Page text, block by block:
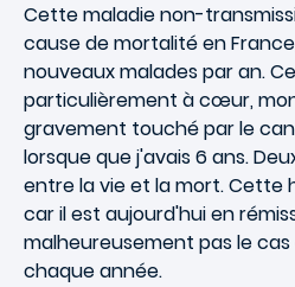
Cette maladie non-
cause de mortalité en
nouveaux malades par an.
particulièrement à cœur,
gravement touché par le
lorsque que j'avais 6 ans.
entre la vie et la mort. Cette
car il est aujourd'hui en
malheureusement pas le cas
chaque année.